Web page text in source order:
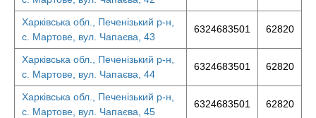
Харківська обл., Печенізький р-н,
с. Мартове, вул. Чапаєва, 43
6324683501 62820
Харківська обл., Печенізький р-н,
с. Мартове, вул. Чапаєва, 44
6324683501 62820
Харківська обл., Печенізький р-н,
с. Мартове, вул. Чапаєва, 45
6324683501 62820